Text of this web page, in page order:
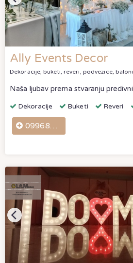
Ally Events Decor
Dekoracije, buketi, reveri, podvezice, baloni
Dekoracije Buketi Reveri
0996899953